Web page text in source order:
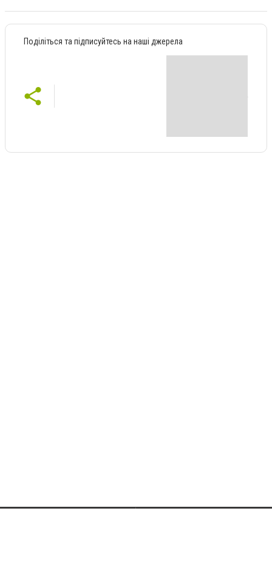
Поділіться та підписуйтесь на наші джерела